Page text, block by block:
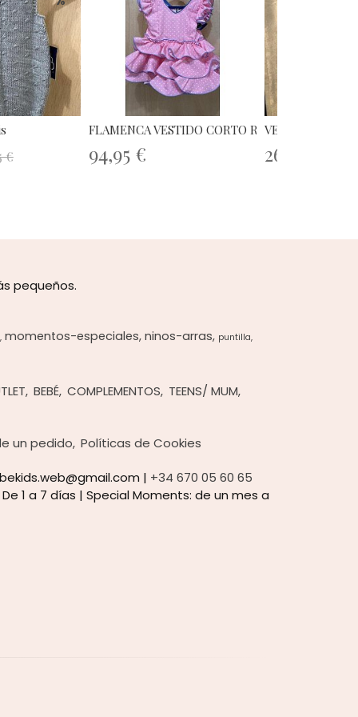
€
FLAMENCA VESTIDO CORTO ROSA 1A
94,95 €
VESTIDO TALLA
26,36 €
pequeños.
momentos-especiales ninos-arras puntilla
BEBÉ COMPLEMENTOS TEENS/ MUM
un pedido Políticas de Cookies
| +34 670 05 60 65
De 1 a 7 días | Special Moments: de un mes a